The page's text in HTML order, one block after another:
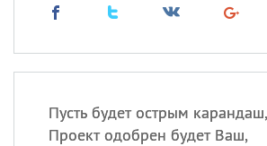
Пусть будет острым карандаш,
Проект одобрен будет Ваш,